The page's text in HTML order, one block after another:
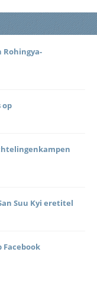
op
Suu Kyi eretitel
Facebook